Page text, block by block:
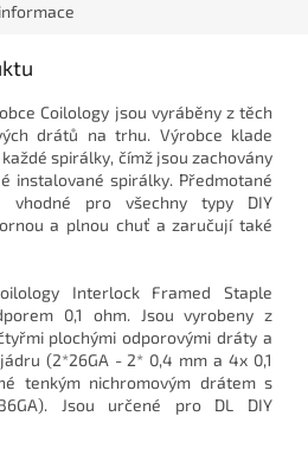
Coilology jsou vyráběny z těch
drátů na trhu. Výrobce klade
spirálky, čímž jsou zachovány
instalované spirálky. Předmotané
vhodné pro všechny typy DIY
a plnou chuť a zaručují také
Interlock Framed Staple
0,1 ohm. Jsou vyrobeny z
plochými odporovými dráty a
(2*26GA - 2* 0,4 mm a 4x 0,1
tenkým nichromovým drátem s
Jsou určené pro DL DIY